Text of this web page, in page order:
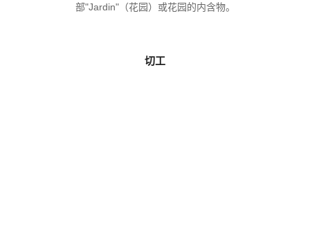
部"Jardin"（花园）或花园的内含物。
切工